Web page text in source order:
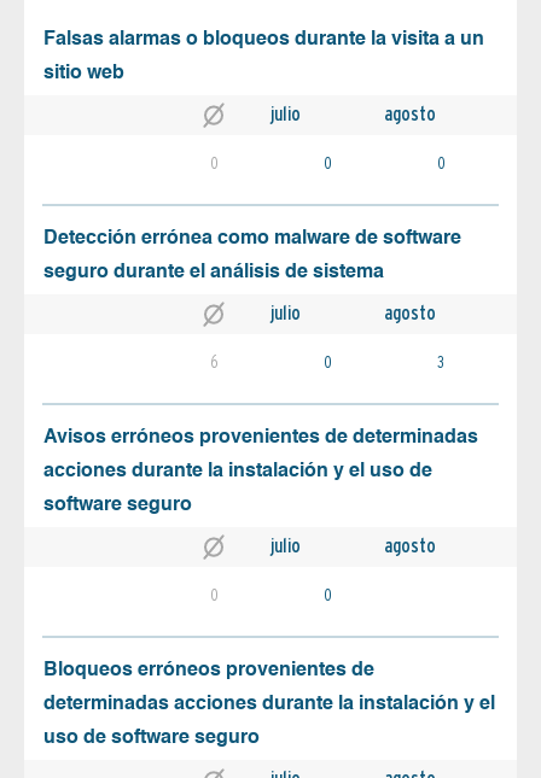
Falsas alarmas o bloqueos durante la visita a un
sitio web
julio agosto
0 0 0
Detección errónea como malware de software
seguro durante el análisis de sistema
julio agosto
6 0 3
Avisos erróneos provenientes de determinadas
acciones durante la instalación y el uso de
software seguro
julio agosto
0 0
Bloqueos erróneos provenientes de
determinadas acciones durante la instalación y el
uso de software seguro